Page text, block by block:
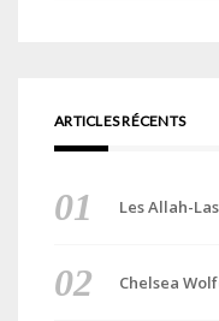
ARTICLES RÉCENTS
Les Allah-
Chelsea